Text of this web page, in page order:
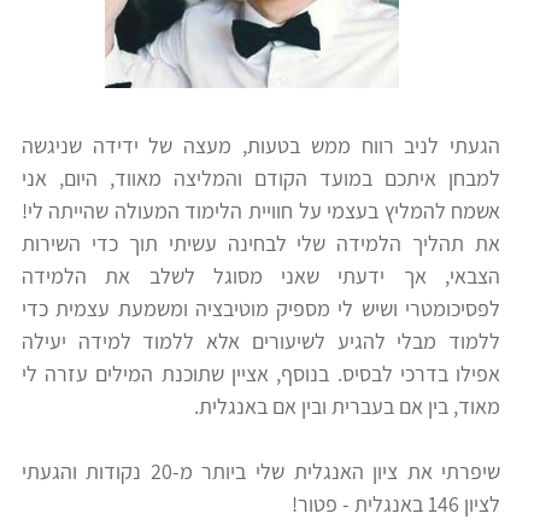
מידע
כללי
קורסי
פסיכומטרי
תלמידים
וחטיבות
ביניים
הכנה
למבחני
מיון
לעבודה
ניב
רווח
הגעתי לניב רווח ממש בטעות, מעצה של ידידה שניגשה
למבחן איתכם במועד הקודם והמליצה מאווד, היום, אני
אשמח להמליץ בעצמי על חוויית הלימוד המעולה שהייתה לי!
את תהליך הלמידה שלי לבחינה עשיתי תוך כדי השירות
הצבאי, אך ידעתי שאני מסוגל לשלב את הלמידה
לפסיכומטרי ושיש לי מספיק מוטיבציה ומשמעת עצמית כדי
ללמוד מבלי להגיע לשיעורים אלא ללמוד למידה יעילה
אפילו בדרכי לבסיס. בנוסף, אציין שתוכנת המילים עזרה לי
מאוד, בין אם בעברית ובין אם באנגלית.
שיפרתי את ציון האנגלית שלי ביותר מ-20 נקודות והגעתי
לציון 146 באנגלית - פטור!